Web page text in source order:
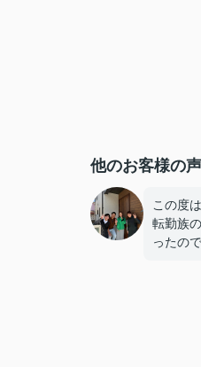
他のお客様の声
この度
転勤族
ったの